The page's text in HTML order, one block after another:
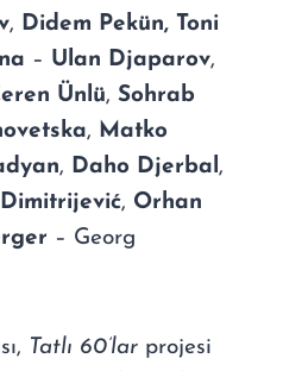
, Didem Pekün, Toni
– Ulan Djaparov,
Ünlü, Sohrab
, Matko
, Daho Djerbal,
, Orhan
– Georg
Tatlı 60’larprojesi